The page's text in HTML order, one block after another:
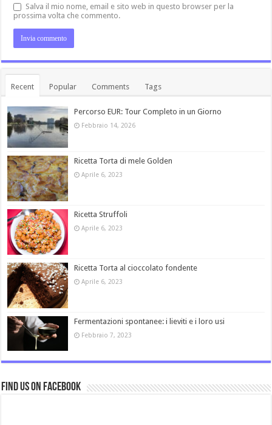
Salva il mio nome, email e sito web in questo browser per la
prossima volta che commento.
Recent Popular Comments Tags
Percorso EUR: Tour Completo in un Giorno
Febbraio 14, 2026
Ricetta Torta di mele Golden
Aprile 6, 2023
Ricetta Struffoli
Aprile 6, 2023
Ricetta Torta al cioccolato fondente
Aprile 6, 2023
Fermentazioni spontanee: i lieviti e i loro usi
Febbraio 7, 2023
Find us on Facebook